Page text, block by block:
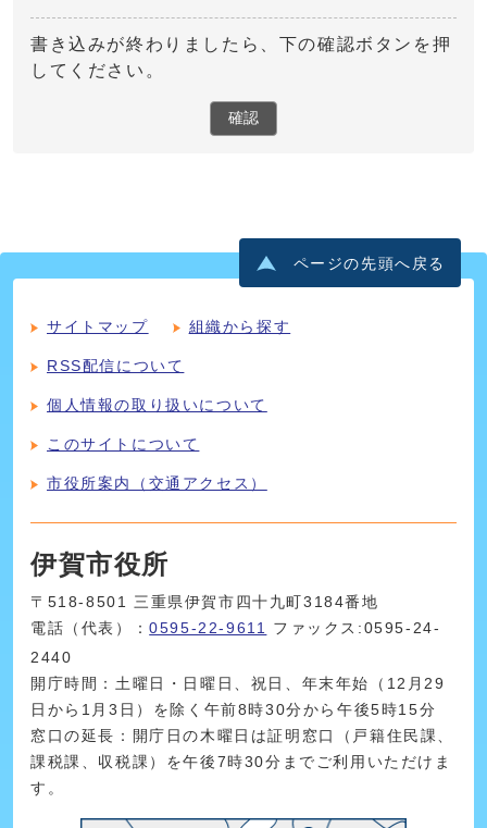
書き込みが終わりましたら、下の確認ボタンを押
してください。
確認
ページの先頭へ戻る
サイトマップ 組織から探す
RSS配信について
個人情報の取り扱いについて
このサイトについて
市役所案内（交通アクセス）
伊賀市役所
〒518-8501 三重県伊賀市四十九町3184番地
電話（代表）：0595-22-9611 ファックス:0595-24-
2440
開庁時間：土曜日・日曜日、祝日、年末年始（12月29
日から1月3日）を除く午前8時30分から午後5時15分
窓口の延長：開庁日の木曜日は証明窓口（戸籍住民課、
課税課、収税課）を午後7時30分までご利用いただけま
す。